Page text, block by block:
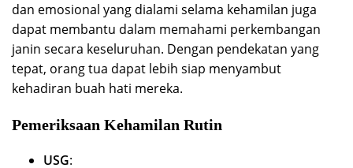
dan emosional yang dialami selama kehamilan juga
dapat membantu dalam memahami perkembangan
janin secara keseluruhan. Dengan pendekatan yang
tepat, orang tua dapat lebih siap menyambut
kehadiran buah hati mereka.
Pemeriksaan Kehamilan Rutin
USG: